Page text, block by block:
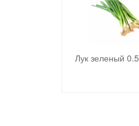
Лук зеленый